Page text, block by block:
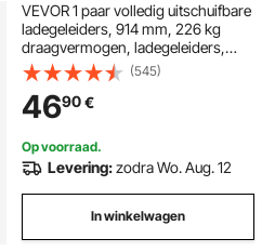
VEVOR 1 paar volledig uitschuifbare
ladegeleiders, 914 mm, 226 kg
draagvermogen, ladegeleiders,
kogellagers met
vergrendelingsmechanisme,
zijdelings gemonteerde
telescopische geleiders voor
planken, kasten, industriële lades
(545)
4690€
Op voorraad.
Levering:zodra Wo. Aug. 12
In winkelwagen